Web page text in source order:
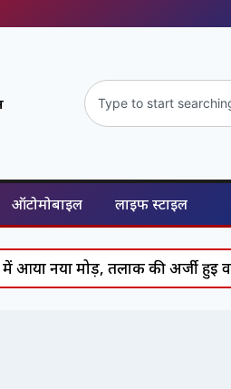
ऑटोमोबाइल लाइफ स्टाइल
नया मोड़, तलाक की अर्जी हुई वापस